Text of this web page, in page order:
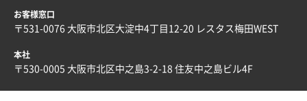
A4バインダー(2ツ折)300枚
青森県K社様
お客様窓口
〒531-0076 大阪市北区大淀中4丁目12-20 レスタス梅田WEST
本社
〒530-0005 大阪市北区中之島3-2-18 住友中之島ビル4F